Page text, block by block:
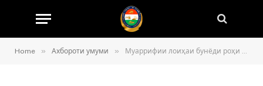
Home » Ахбороти умуми » Муаррифии лоиҳаи бунёди роҳи мошингарди дорои аҳаммияти ҷумҳуриявии Балҷувон-Сари Хосор дар масофаи 54,1 километр